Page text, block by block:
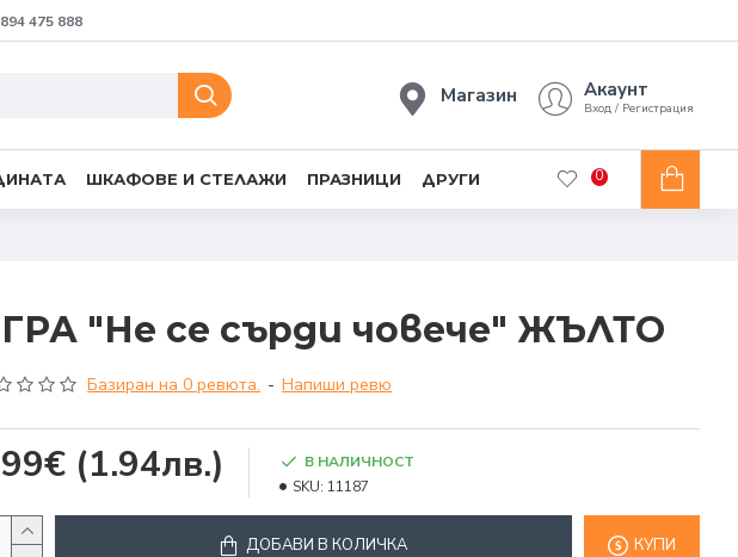
475 888
Магазин Акаунт
Вход / Регистрация
ШКАФОВЕ И СТЕЛАЖИ ПРАЗНИЦИ ДРУГИ 0
"Не се сърди човече" ЖЪЛТО
Базиран на 0 ревюта. - Напиши ревю
(1.94лв.)
В НАЛИЧНОСТ
SKU: 11187
ДОБАВИ В КОЛИЧКА КУПИ